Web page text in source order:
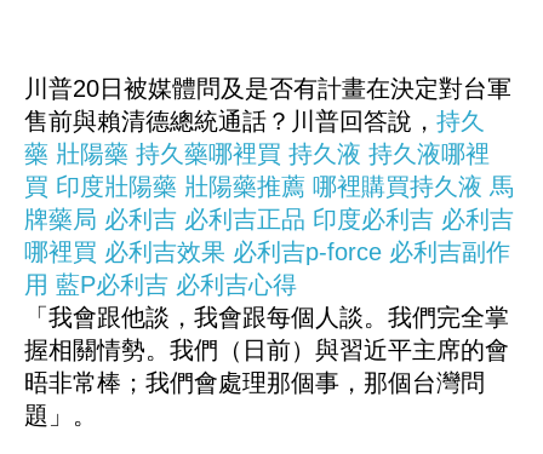
川普20日被媒體問及是否有計畫在決定對台軍
售前與賴清德總統通話？川普回答說， 持久
藥 壯陽藥 持久藥哪裡買 持久液 持久液哪裡
買 印度壯陽藥 壯陽藥推薦 哪裡購買持久液 馬
牌藥局 必利吉 必利吉正品 印度必利吉 必利吉
哪裡買 必利吉效果 必利吉p-force 必利吉副作
用 藍P必利吉 必利吉心得
「我會跟他談，我會跟每個人談。我們完全掌
握相關情勢。我們（日前）與習近平主席的會
晤非常棒；我們會處理那個事，那個台灣問
題」。